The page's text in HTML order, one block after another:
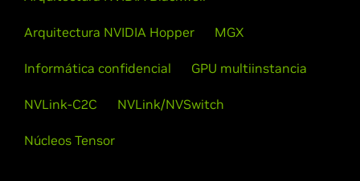
Arquitectura NVIDIA Hopper MGX
Informática confidencial GPU multiinstancia
NVLink-C2C NVLink/NVSwitch
Núcleos Tensor